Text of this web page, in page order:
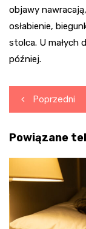
objawy
osłabienie,
stolca. U małych
później.
wpisu
Poprzedni
Powiązane